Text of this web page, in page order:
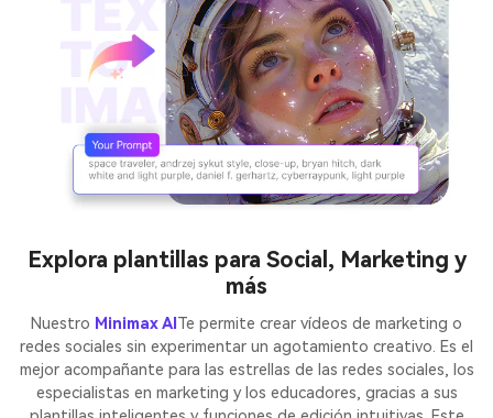
Explora plantillas para Social, Marketing y
más
Nuestro Minimax AITe permite crear vídeos de marketing o
redes sociales sin experimentar un agotamiento creativo. Es el
mejor acompañante para las estrellas de las redes sociales, los
especialistas en marketing y los educadores, gracias a sus